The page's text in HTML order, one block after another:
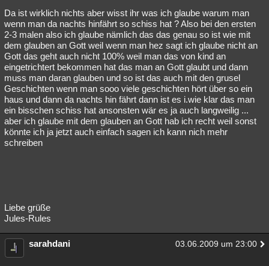
Da ist wirklich nichts aber wisst ihr was ich glaube warum man
wenn man da nachts hinfährt so schiss hat ? Also bei den ersten
2-3 malen also ich glaube nämlich das das genau so ist wie mit
dem glauben an Gott weil wenn man hez sagt ich glaube nicht an
Gott das geht auch nicht 100% weil man das von kind an
eingetrichtert bekommen hat das man an Gott glaubt und dann
muss man daran glauben und so ist das auch mit den grusel
Geschichten wenn man sooo viele geschichten hört über so ein
haus und dann da nachts hin fährt dann ist es i.wie klar das man
ein bisschen schiss hat ansonsten wär es ja auch langweilig ...
aber ich glaube mit dem glauben an Gott hab ich recht weil sonst
könnte ich ja jetzt auch einfach sagen ich kann nich mehr
schreiben
Liebe grüße
Jules-Rules
sarahdani 03.06.2009 um 23:00